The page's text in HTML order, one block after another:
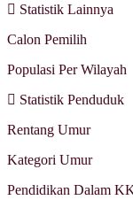
Statistik Lainnya
Calon Pemilih
Populasi Per Wilayah
Statistik Penduduk
Rentang Umur
Kategori Umur
Pendidikan Dalam